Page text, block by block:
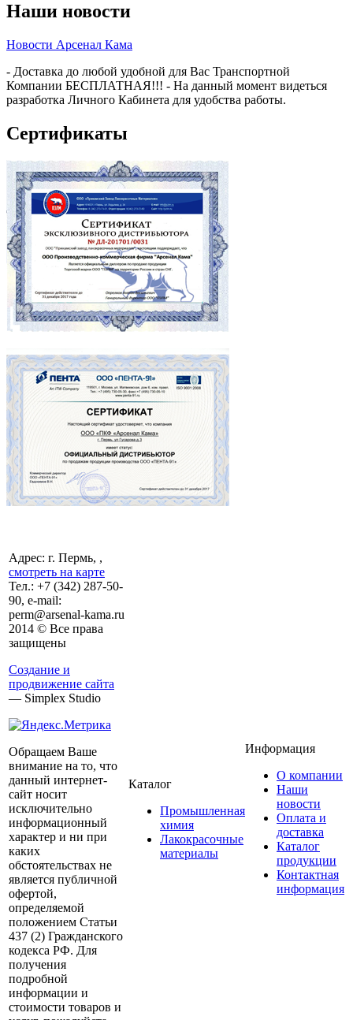
Наши новости
Новости Арсенал Кама
- Доставка до любой удобной для Вас Транспортной
Компании БЕСПЛАТНАЯ!!! - На данный момент видеться
разработка Личного Кабинета для удобства работы.
Сертификаты
Адрес: г. Пермь, ,
смотреть на карте
Тел.: +7 (342) 287-50-
90, e-mail:
perm@arsenal-kama.ru
2014 © Все права
защищены
Создание и
продвижение сайта
— Simplex Studio
Обращаем Ваше
внимание на то, что
данный интернет-
сайт носит
исключительно
информационный
характер и ни при
каких
обстоятельствах не
является публичной
офертой,
определяемой
положением Статьи
437 (2) Гражданского
кодекса РФ. Для
получения
подробной
информации и
стоимости товаров и
Каталог
Промышленная
химия
Лакокрасочные
материалы
Информация
О компании
Наши
новости
Оплата и
доставка
Каталог
продукции
Контактная
информация